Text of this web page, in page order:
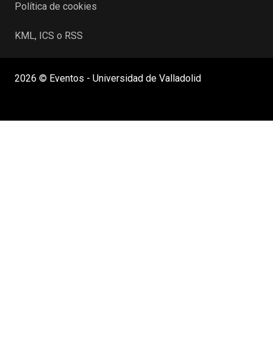
Política de cookies
KML, ICS o RSS
2026 © Eventos - Universidad de Valladolid